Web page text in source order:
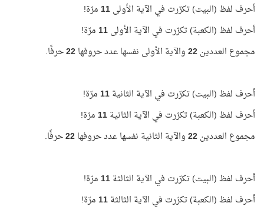
أحرف لفظ (البيت) تكرّرت في الآية الأولى11مرّة!
أحرف لفظ (الكعبة) تكرّرت في الآية الأولى11مرّة!
مجموع العددين22والآية الأولى نفسها عدد حروفها22حرفًا.
أحرف لفظ (البيت) تكرّرت في الآية الثانية11مرّة!
أحرف لفظ (الكعبة) تكرّرت في الآية الثانية11مرّة!
مجموع العددين22والآية الثانية نفسها عدد حروفها22حرفًا.
أحرف لفظ (البيت) تكرّرت في الآية الثالثة11مرّة!
أحرف لفظ (الكعبة) تكرّرت في الآية الثالثة11مرّة!